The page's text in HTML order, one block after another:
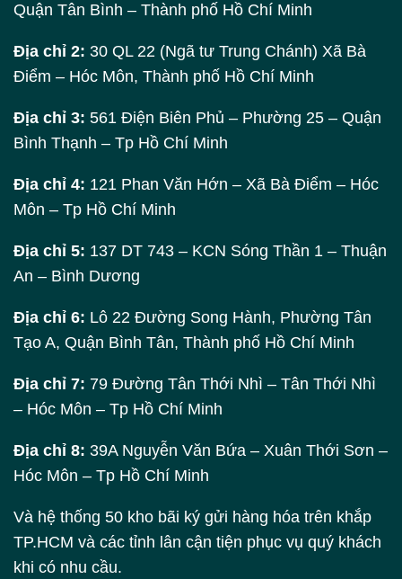
Quận Tân Bình – Thành phố Hồ Chí Minh
Địa chỉ 2: 30 QL 22 (Ngã tư Trung Chánh) Xã Bà
Điểm – Hóc Môn, Thành phố Hồ Chí Minh
Địa chỉ 3: 561 Điện Biên Phủ – Phường 25 – Quận
Bình Thạnh – Tp Hồ Chí Minh
Địa chỉ 4: 121 Phan Văn Hớn – Xã Bà Điểm – Hóc
Môn – Tp Hồ Chí Minh
Địa chỉ 5: 137 DT 743 – KCN Sóng Thần 1 – Thuận
An – Bình Dương
Địa chỉ 6: Lô 22 Đường Song Hành, Phường Tân
Tạo A, Quận Bình Tân, Thành phố Hồ Chí Minh
Địa chỉ 7: 79 Đường Tân Thới Nhì – Tân Thới Nhì
– Hóc Môn – Tp Hồ Chí Minh
Địa chỉ 8: 39A Nguyễn Văn Bứa – Xuân Thới Sơn –
Hóc Môn – Tp Hồ Chí Minh
Và hệ thống 50 kho bãi ký gửi hàng hóa trên khắp
TP.HCM và các tỉnh lân cận tiện phục vụ quý khách
khi có nhu cầu.